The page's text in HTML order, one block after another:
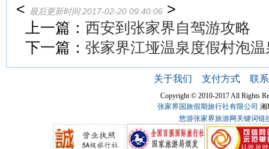
<
最后更新时间:2017-02-20 09:40:06 >
上一篇： 西安到张家界自驾游攻略
下一篇： 张家界江垭温泉度假村泡
关于我们 支付方式 联
Copyright © 2010-2017 All Rights
张家界国旅假期旅行社有限公司 湘
悠游张家界旅游网关键词链